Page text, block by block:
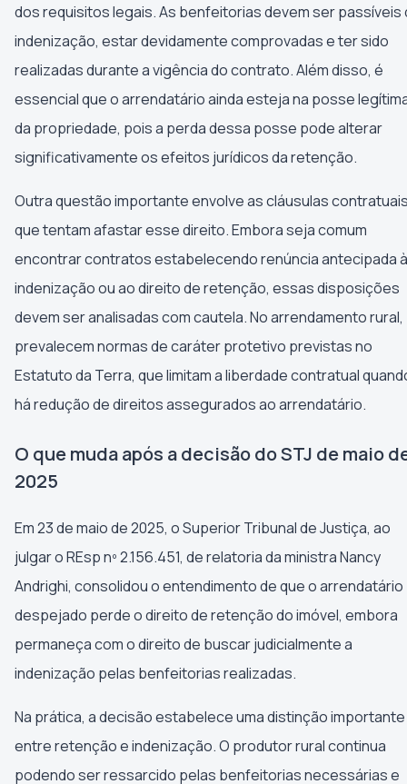
dos requisitos legais. As benfeitorias devem ser passíveis
indenização, estar devidamente comprovadas e ter sido
realizadas durante a vigência do contrato. Além disso, é
essencial que o arrendatário ainda esteja na posse
da propriedade, pois a perda dessa posse pode alterar
significativamente os efeitos jurídicos da retenção.
Outra questão importante envolve as cláusulas
que tentam afastar esse direito. Embora seja comum
encontrar contratos estabelecendo renúncia antecipada à
indenização ou ao direito de retenção, essas disposições
devem ser analisadas com cautela. No arrendamento rural,
prevalecem normas de caráter protetivo previstas no
Estatuto da Terra, que limitam a liberdade contratual
há redução de direitos assegurados ao arrendatário.
O que muda após a decisão do STJ de maio
2025
Em 23 de maio de 2025, o Superior Tribunal de Justiça, ao
julgar o REsp nº 2.156.451, de relatoria da ministra Nancy
Andrighi, consolidou o entendimento de que o arrendatário
despejado perde o direito de retenção do imóvel, embora
permaneça com o direito de buscar judicialmente a
indenização pelas benfeitorias realizadas.
Na prática, a decisão estabelece uma distinção importante
entre retenção e indenização. O produtor rural continua
podendo ser ressarcido pelas benfeitorias necessárias e